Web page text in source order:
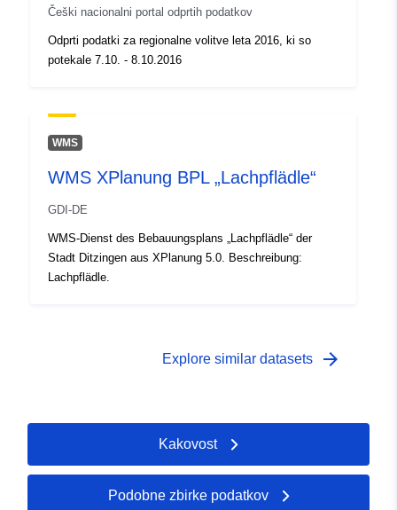
Češki nacionalni portal odprtih podatkov
Odprti podatki za regionalne volitve leta 2016, ki so
potekale 7.10. - 8.10.2016
WMS
WMS XPlanung BPL „Lachpflädle“
GDI-DE
WMS-Dienst des Bebauungsplans „Lachpflädle“ der
Stadt Ditzingen aus XPlanung 5.0. Beschreibung:
Lachpflädle.
Explore similar datasets arrow_forward
Kakovost
Podobne zbirke podatkov